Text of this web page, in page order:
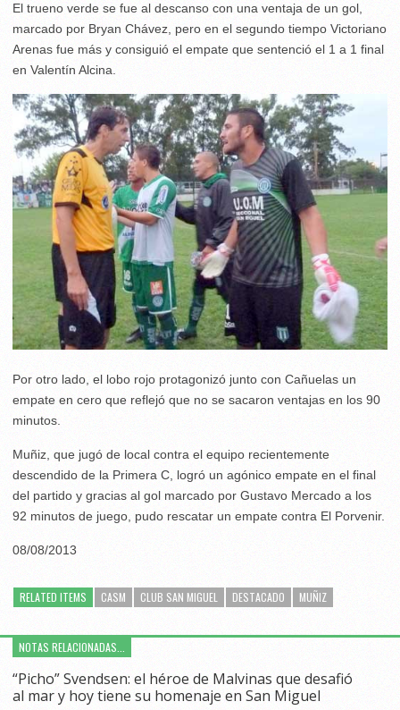
El trueno verde se fue al descanso con una ventaja de un gol,
marcado por Bryan Chávez, pero en el segundo tiempo Victoriano
Arenas fue más y consiguió el empate que sentenció el 1 a 1 final
en Valentín Alcina.
Por otro lado, el lobo rojo protagonizó junto con Cañuelas un
empate en cero que reflejó que no se sacaron ventajas en los 90
minutos.
Muñiz, que jugó de local contra el equipo recientemente
descendido de la Primera C, logró un agónico empate en el final
del partido y gracias al gol marcado por Gustavo Mercado a los
92 minutos de juego, pudo rescatar un empate contra El Porvenir.
08/08/2013
RELATED ITEMS CASM CLUB SAN MIGUEL DESTACADO MUÑIZ
NOTAS RELACIONADAS...
“Picho” Svendsen: el héroe de Malvinas que desafió
al mar y hoy tiene su homenaje en San Miguel